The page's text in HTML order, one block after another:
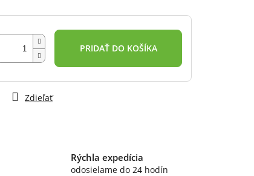
PRIDAŤ DO KOŠÍKA
Zdieľať
Rýchla expedícia
odosielame do 24 hodín